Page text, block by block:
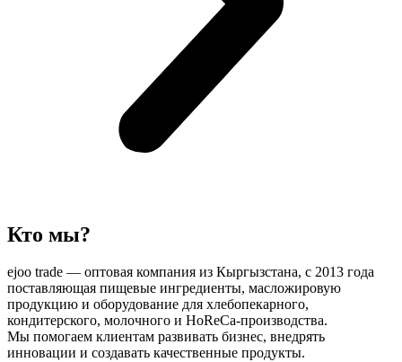
Кто мы?
ejoo trade — оптовая компания из Кыргызстана, с 2013 года
поставляющая пищевые ингредиенты, масложировую
продукцию и оборудование для хлебопекарного,
кондитерского, молочного и HoReCa-производства.
Мы помогаем клиентам развивать бизнес, внедрять
инновации и создавать качественные продукты.